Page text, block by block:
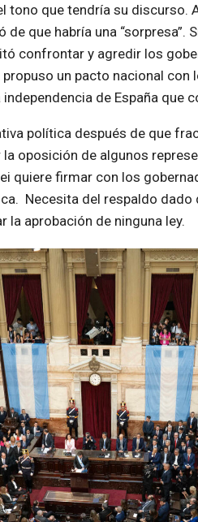
tono que tendría su discurso.
que habría una “sorpresa”.
confrontar y agredir los
un pacto nacional
de España que
política después de que
oposición de algunos
quiere firmar con los
Necesita del respaldo dado
la aprobación de ninguna ley.